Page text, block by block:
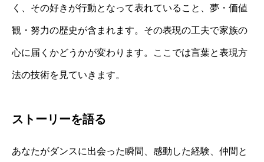
く、その好きが行動となって表れていること、夢・価値
観・努力の歴史が含まれます。その表現の工夫で家族の
心に届くかどうかが変わります。ここでは言葉と表現方
法の技術を見ていきます。
ストーリーを語る
あなたがダンスに出会った瞬間、感動した経験、仲間と